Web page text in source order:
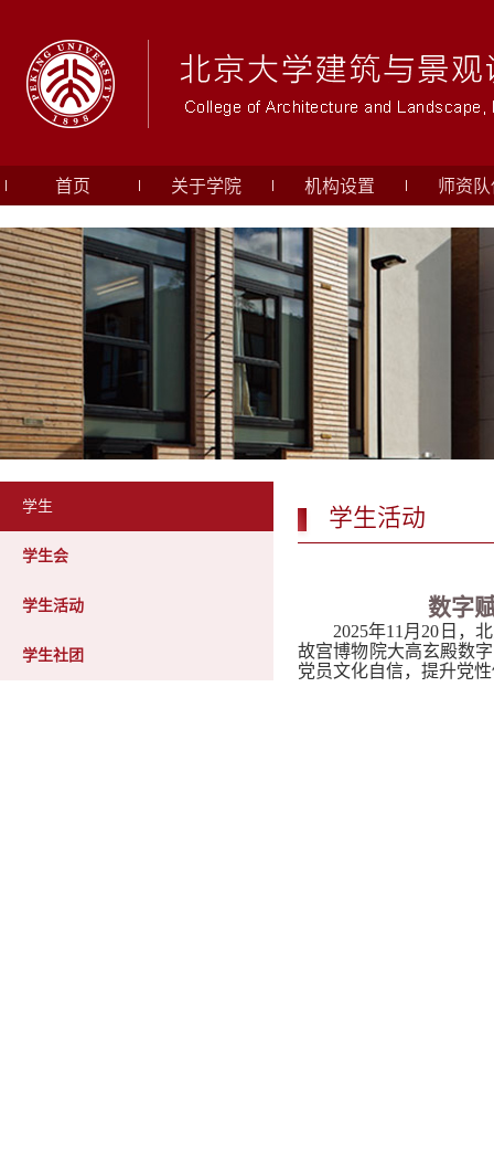
首页 关于学院 机构设置 师资队
学生
学生会
学生活动
学生社团
学生活动
数字
2025年11月20日，
故宫博物院大高玄殿数
党员文化自信，提升党